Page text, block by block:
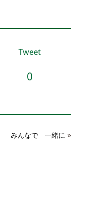
Tweet
0
みんなで 一緒に »